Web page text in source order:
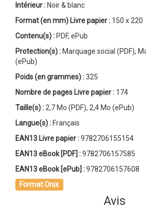
Intérieur : Noir & blanc
Format (en mm) Livre papier : 150 x 220
Contenu(s) : PDF, ePub
Protection(s) : Marquage social (PDF),
(ePub)
Poids (en grammes) :325
Nombre de pages Livre papier : 174
Taille(s) : 2,7 Mo (PDF), 2,4 Mo (ePub)
Langue(s) : Français
EAN13 Livre papier :9782706155154
EAN13 eBook [PDF] :9782706157585
EAN13 eBook [ePub] :9782706157608
Format Onix
Avis